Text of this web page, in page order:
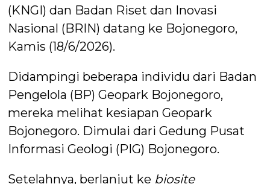
(KNGI) dan Badan Riset dan Inovasi
Nasional (BRIN) datang ke Bojonegoro,
Kamis (18/6/2026).
Didampingi beberapa individu dari Badan
Pengelola (BP) Geopark Bojonegoro,
mereka melihat kesiapan Geopark
Bojonegoro. Dimulai dari Gedung Pusat
Informasi Geologi (PIG) Bojonegoro.
Setelahnya, berlanjut ke biosite